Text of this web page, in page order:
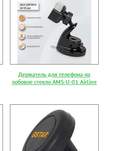
Держатель для телефона на
лобовое стекло AMS-U-01 Airline